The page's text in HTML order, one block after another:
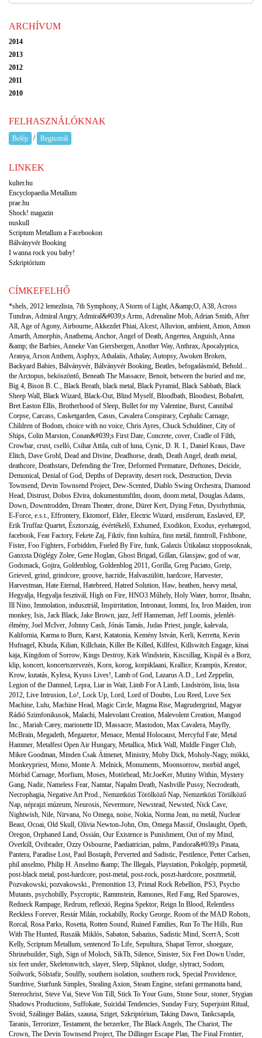
ARCHÍVUM
2014
2013
2012
2011
2010
FELHASZNÁLÓKNAK
Belép / Regisztrál
LINKEK
kulter.hu
Encyclopaedia Metallum
prae.hu
Shock! magazin
nuskull
Scriptum Metallum a Facebookon
Bálványvér Booking
I wanna rock you baby!
Szkriptórium
CÍMKEFELHŐ
*shels, 2012 lemezlista, 7th Symphony,A Storm of Light,A&amp;O,A38,Across
Tundras,Admiral Angry,Admiral&#039;s Arms,Adrenaline Mob,Adrian Smith,After
All,Age of Agony,Airbourne,Akkezdet Phiai,Alcest,Alluvion, ambient,Amon,Amon
Amarth,Amorphis,Anathema,Anchor,Angel of Death,Angertea,Anguish,Anna
&amp; the Barbies,Anneke Van Giersbergen,Another Way,Anthrax,Apocalyptica,
Aranya,Arson Anthem,Asphyx,Athalaiis,Athalay,Autopsy,Awoken Broken,
Backyard Babies, Bálványvér, Bálványvér Booking, Beatles, befogadásmód, Behold...
the Arctopus, beköszöntő, Beneath The Massacre, Benoit, between the buried and me,
Big 4, Bison B. C., Black Breath, black metal, Black Pyramid, Black Sabbath, Black
Sheep Wall, Black Wizard, Black-Out, Blind Myself, Bloodbath, Bloodiest, Bobafett,
Bret Easton Ellis, Brotherhood of Sleep, Bullet for my Valentine, Burst, Cannibal
Corpse, Carcass, Casketgarden, Casus, Cavalera Conspiracy, Cephalic Carnage,
Children of Bodom, choice with no voice, Chris Ayres, Chuck Schuldiner, City of
Ships, Colin Marston, Conan&#039;s First Date, Concrete, cover, Cradle of Filth,
Crowbar, crust, cselló, Csihar Attila, cult of luna, Cynic, D. R. I., Daniel Kraus, Dave
Elitch, Dave Grohl, Dead and Divine, Deadhorse, death, Death Angel, death metal,
deathcore, Deathstars, Defending the Tree, Deformed Premature, Deftones, Deicide,
Demonical, Denial of God, Depths of Depravity, desert rock, Destruction, Devin
Townsend, Devin Townsend Project, Dew-Scented, Diablo Swing Orchestra, Diamond
Head, Distrust, Dobos Elvira, dokumentumfilm, doom, doom metal, Douglas Adams,
Down, Downtrodden, Dream Theater, drone, Dürer Kert, Dying Fetus, Dysrhythmia,
E-Force, e.s.t., Effrontery, Ektomorf, Elder, Electric Wizard, ensiferum, Enslaved, EP,
Erik Truffaz Quartet, Észtország, évértékelő, Exhumed, Exodikon, Exodus, eyehategod,
facebook, Fear Factory, Fekete Zaj, Fiktív, finn kultúra, finn metál, finntroll, Fishbone,
Fister, Foo Fighters, Forbidden, Fueled By Fire, funk, Galaxis Útikalauz stopposoknak,
Ganxsta Döglégy Zolee, Gene Hoglan, Ghost Brigad, Gillan, Glassjaw, god of war,
Godsmack, Gojira, Goldenblog, Goldenblog 2011, Gorilla, Greg Puciato, Greip,
Grieved, grind, grindcore, groove, hacride, Halvaszülött, hardcore, Harvester,
Harvestman, Hate Eternal, Hatebreed, Hatred Solution, Haw, heathen, heavy metal,
Hegyalja, Hegyalja fesztivál, High on Fire, HNO3 Műhely, Holy Water, horror, Ihsahn,
Ill Nino, Immolation, indusztriál, Inspirritation, Intronaut, Iommi, Ira, Iron Maiden, iron
monkey, Isis, Jack Black, Jake Brown, jazz, Jeff Hanneman, Jeff Loomis, jelenlét-
élmény, Joel McIver, Johnny Cash, Jónás Tamás, Judas Priest, jungle, kalevala,
Kalifornia, Karma to Burn, Karst, Katatonia, Kemény István, Kerli, Kerretta, Kevin
Hufnagel, Khuda, Kilian, Killchain, Killer Be Killed, Killfest, Killswitch Engage, kínai
kaja, Kingdom of Sorrow, Kings Destroy, Kirk Windstein, Kiscsillag, Kispál és a Borz,
klip, koncert, koncertszervezés, Korn, korog, korpiklaani, Krallice, Krampüs, Kreator,
Krow, kutatás, Kylesa, Kyuss Lives!, Lamb of God, Lazarus A.D., Led Zeppelin,
Legion of the Damned, Lepra, Liar in Wait, Limb For A Limb, Lindström, lista, lista
2012, Live Intrusion, Lo!, Lock Up, Lord, Lord of Doubts, Lou Reed, Love Sex
Machine, Lulu, Machine Head, Magic Circle, Magma Rise, Magrudergrind, Magyar
Rádió Szimfonikusok, Malachi, Malevolant Creation, Malevolent Creation, Mangod
Inc., Mariah Carey, marionette ID, Massacre, Mastodon, Max Cavalera, Mayfly,
McBrain, Megadeth, Megazetor, Menace, Mental Holocaust, Mercyful Fate, Metal
Hammer, Metalfest Open Air Hungary, Metallica, Mick Wall, Middle Finger Club,
Mikee Goodman, Minden Csak Átmenet, Ministry, Moby Dick, Moholy-Nagy, mökki,
Monkeypriest, Mono, Monte A. Melnick, Monuments, Moonsorrow, morbid angel,
Mörbid Carnage, Morfium, Moses, Motörhead, Mr.JoeKer, Mutiny Within, Mystery
Gang, Nadir, Nameless Fear, Namtar, Napalm Death, Nashville Pussy, Necrodeath,
Necrophagia, Negative Art Prod., Nemzetközi Törölköző Nap, Nemzetközi Törülköző
Nap, néprajzi múzeum, Neurosis, Nevermore, Newstead, Newsted, Nick Cave,
Nightwish, Nile, Nirvana, No Omega, noise, Nokia, Norma Jean, nu metál, Nuclear
Beast, Ocoai, Old Skull, Olivia Newton-John, Om, Omega Massif, Onslaught, Opeth,
Oregon, Orphaned Land, Ossián, Our Existence is Punishment, Out of my Mind,
Overkill, Ovibrader, Ozzy Osbourne, Paediatrician, palms, Pandora&#039;s Pinata,
Pantera, Paradise Lost, Paul Bostaph, Perverted and Sadistic, Pestilence, Petter Carlsen,
phil anselmo, Philip H. Anselmo &amp; The Illegals, Playstation, Pokolgép, popmetál,
post-black metal, post-hardcore, post-metal, post-rock, poszt-hardcore, posztmetál,
Pozvakowski, pozvakowski., Premonition 13, Primal Rock Rebellion, PS3, Psycho
Mutants, psychobilly, Psycroptic, Rammstein, Ramones, Red Fang, Red Sparowes,
Redneck Rampage, Redrum, reflexió, Regina Spektor, Reign In Blood, Relentless
Reckless Forever, Restár Milán, rockabilly, Rocky George, Room of the MAD Robots,
Rorcal, Rosa Parks, Rosetta, Rotten Sound, Ruined Families, Run To The Hills, Run
With The Hunted, Ruszák Miklós, Sabaton, Sabazius, Sadistic Mind, ScerrA, Scott
Kelly, Scriptum Metallum, sentenced To Life, Sepultura, Shapat Terror, shoegaze,
Shrinebuilder, Sigh, Sign of Moloch, SikTh, Silence, Sinister, Six Feet Down Under,
six feet under, Skeletonwitch, slayer, Sleep, Slipknot, sludge, slytract, Sodom,
Soilwork, Sólstafir, Soulfly, southern isolation, southern rock, Special Providence,
Stardrive, Starfunk Simples, Stealing Axion, Steam Engine, stefani germanotta band,
Stereochrist, Steve Vai, Steve Von Till, Stick To Your Guns, Stone Sour, stoner, Stygian
Shadows Productions, Suffokate, Suicidal Tendencies, Sunday Fury, Superjoint Ritual,
Svoid, Szálinger Balázs, szauna, Sziget, Szkriptórium, Taking Dawn, Tankcsapda,
Taranis, Terrorizer, Testament, the berzerker, The Black Angels, The Chariot, The
Crown, The Devin Townsend Project, The Dillinger Escape Plan, The Final Frontier,